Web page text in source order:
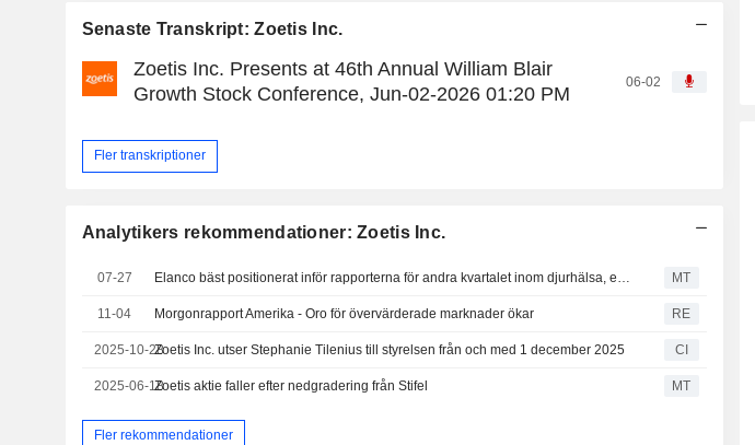
Senaste Transkript: Zoetis Inc.
Zoetis Inc. Presents at 46th Annual William Blair
Growth Stock Conference, Jun-02-2026 01:20 PM
06-02
Fler transkriptioner
Analytikers rekommendationer: Zoetis Inc.
07-27 MT
11-04 Morgonrapport Amerika - Oro för övervärderade marknader ökar RE
2025-10-28Zoetis Inc. utser Stephanie Tilenius till styrelsen från och med 1 december 2025 CI
2025-06-18Zoetis aktie faller efter nedgradering från Stifel MT
Fler rekommendationer